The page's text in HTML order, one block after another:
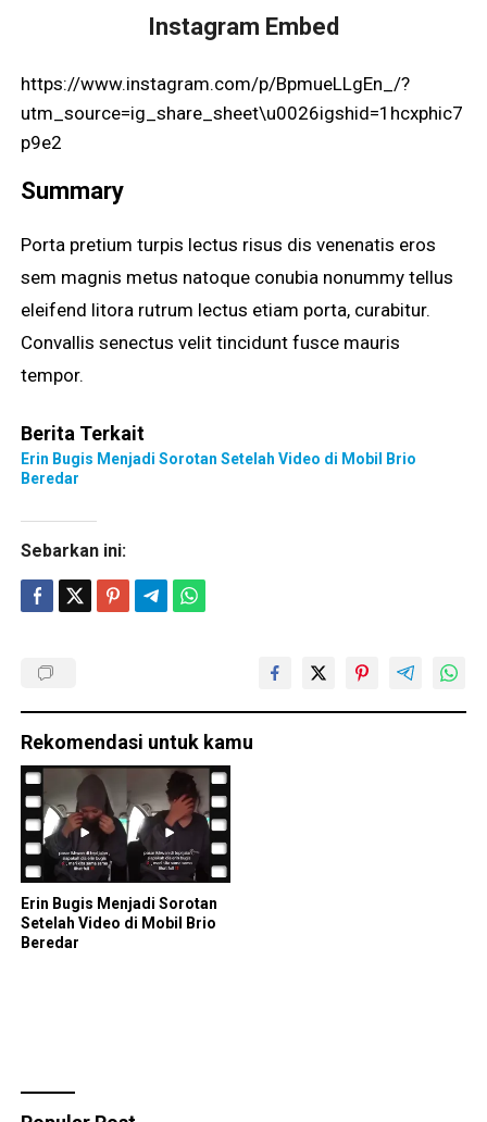
Instagram Embed
https://www.instagram.com/p/BpmueLLgEn_/?
utm_source=ig_share_sheet\u0026igshid=1hcxphic7
p9e2
Summary
Porta pretium turpis lectus risus dis venenatis eros
sem magnis metus natoque conubia nonummy tellus
eleifend litora rutrum lectus etiam porta, curabitur.
Convallis senectus velit tincidunt fusce mauris
tempor.
Berita Terkait
Erin Bugis Menjadi Sorotan Setelah Video di Mobil Brio
Beredar
Sebarkan ini:
Rekomendasi untuk kamu
Erin Bugis Menjadi Sorotan
Setelah Video di Mobil Brio
Beredar